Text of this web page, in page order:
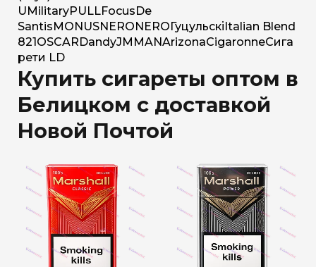
U MilitaryPULLFocus De
Santis MONUSNERO NERO Гуцульскі Italian Blend
821 OSCAR DandyJM MANArizonaCigaronneСига
рети LD
Купить сигареты оптом в
Белицком с доставкой
Новой Почтой